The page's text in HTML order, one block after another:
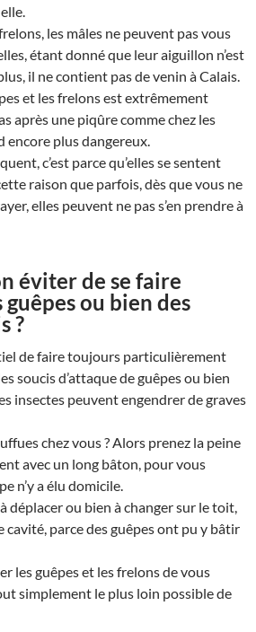
les mâles ne peuvent pas vous
étant donné que leur aiguillon n’est
il ne contient pas de venin à Calais.
et les frelons est extrêmement
après une piqûre comme chez les
encore plus dangereux.
c’est parce qu’elles se sentent
raison que parfois, dès que vous ne
elles peuvent ne pas s’en prendre à
éviter de se faire
ou bien des
?
de faire toujours particulièrement
soucis d’attaque de guêpes ou bien
insectes peuvent engendrer de graves
chez vous ? Alors prenez la peine
avec un long bâton, pour vous
n’y a élu domicile.
déplacer ou bien à changer sur le toit,
cavité, parce des guêpes ont pu y bâtir
les guêpes et les frelons de vous
simplement le plus loin possible de